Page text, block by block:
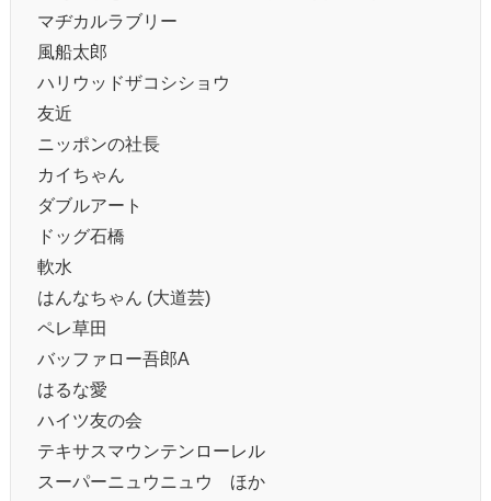
マヂカルラブリー
風船太郎
ハリウッドザコシショウ
友近
ニッポンの社長
カイちゃん
ダブルアート
ドッグ石橋
軟水
はんなちゃん (大道芸)
ペレ草田
バッファロー吾郎A
はるな愛
ハイツ友の会
テキサスマウンテンローレル
スーパーニュウニュウ ほか